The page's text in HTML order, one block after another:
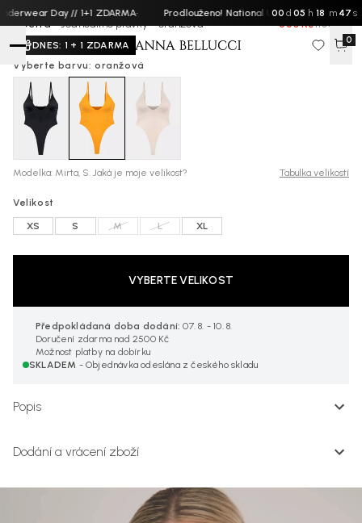
Day // 1+1 ZDARMA· Prodlouženo! National Underwear Day // 1+1
00 d 05 h 18 m 46 s
0
Electra -Jednodílné plavky - oranžová 1100 Kč
550 Kč
DNES: 1 + 1 ZDARMA
Vyberte barvu: oranžová
Modelka: Mirta, S. Jaká je moje velikost? Tabulka velikostí
Velikost
XS S M L XL
VYBERTE VELIKOST
Předpokládaná doba dodání: 07. 8. - 10. 8.
Doručení zdarma nad 2500 Kč
Možnost platby na dobírku
SKLADEM - Objednávka odeslána z českého skladu
Popis
Dodání a vrácení zboží